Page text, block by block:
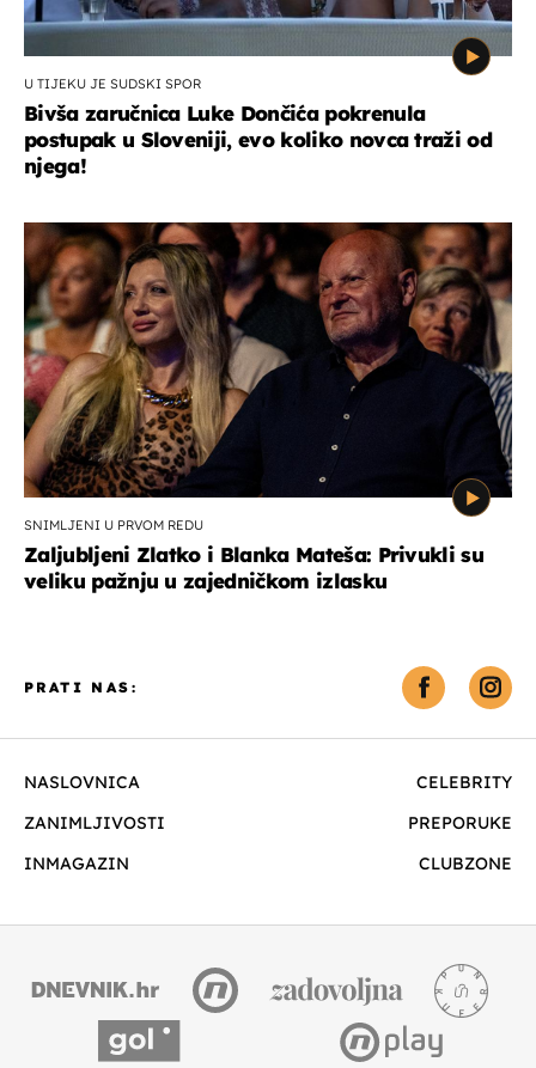
U TIJEKU JE SUDSKI SPOR
Bivša zaručnica Luke Dončića pokrenula
postupak u Sloveniji, evo koliko novca traži od
njega!
SNIMLJENI U PRVOM REDU
Zaljubljeni Zlatko i Blanka Mateša: Privukli su
veliku pažnju u zajedničkom izlasku
NASLOVNICA
CELEBRITY
ZANIMLJIVOSTI
PREPORUKE
INMAGAZIN
CLUBZONE
PRATI NAS: